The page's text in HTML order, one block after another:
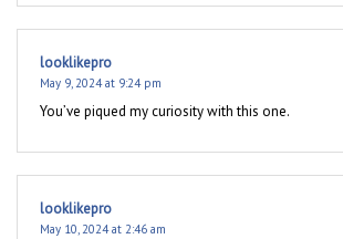
looklikepro
May 9, 2024 at 9:24 pm
You’ve piqued my curiosity with this one.
looklikepro
May 10, 2024 at 2:46 am